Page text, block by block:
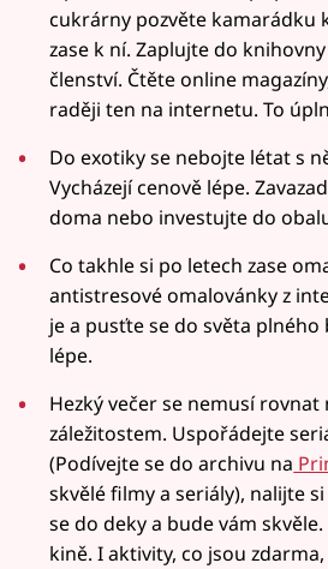
cukrárny pozvěte kamarádku
zase k ní. Zaplujte do
členství. Čtěte online
raději ten na internetu. To
Do exotiky se nebojte létat s
Vycházejí cenově lépe.
doma nebo investujte do
Co takhle si po letech zase
antistresové omalovánky z
je a pusťte se do světa plného
lépe.
Hezký večer se nemusí
záležitostem. Uspořádejte
(Podívejte se do archivu na
skvělé filmy a seriály), nalijte
se do deky a bude vám
kině. I aktivity, co jsou